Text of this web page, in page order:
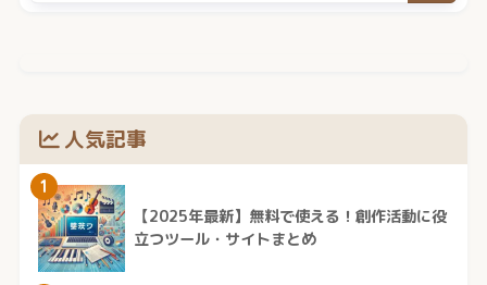
人気記事
1
【2025年最新】無料で使える！創作活動に役
立つツール・サイトまとめ